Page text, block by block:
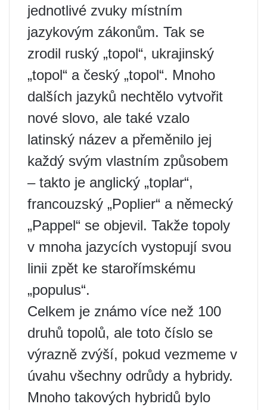
jednotlivé zvuky místním
jazykovým zákonům. Tak se
zrodil ruský „topol“, ukrajinský
„topol“ a český „topol“. Mnoho
dalších jazyků nechtělo vytvořit
nové slovo, ale také vzalo
latinský název a přeměnilo jej
každý svým vlastním způsobem
– takto je anglický „toplar“,
francouzský „Poplier“ a německý
„Pappel“ se objevil. Takže topoly
v mnoha jazycích vystopují svou
linii zpět ke starořímskému
„populus“.
Celkem je známo více než 100
druhů topolů, ale toto číslo se
výrazně zvýší, pokud vezmeme v
úvahu všechny odrůdy a hybridy.
Mnoho takových hybridů bylo